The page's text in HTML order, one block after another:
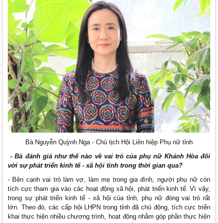
Bà Nguyễn Quỳnh Nga - Chủ tịch Hội Liên hiệp Phụ nữ tỉnh
- Bà đánh giá như thế nào về vai trò của phụ nữ Khánh Hòa đối
với sự phát triển kinh tế - xã hội tỉnh trong thời gian qua?
- Bên cạnh vai trò làm vợ, làm mẹ trong gia đình, người phụ nữ còn
tích cực tham gia vào các hoạt động xã hội, phát triển kinh tế. Vì vậy,
trong sự phát triển kinh tế - xã hội của tỉnh, phụ nữ đóng vai trò rất
lớn. Theo đó, các cấp hội LHPN trong tỉnh đã chủ động, tích cực triển
khai thực hiện nhiều chương trình, hoạt động nhằm góp phần thực hiện